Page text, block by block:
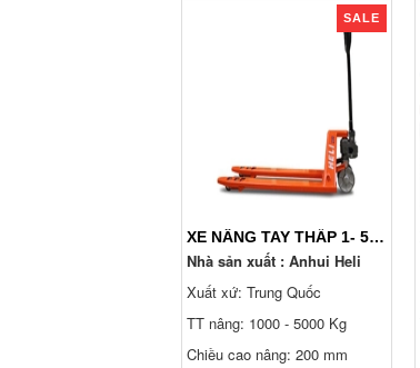
SALE
XE NÂNG TAY THẤP 1- 5 TẤN. PHÂN LOẠI VÀ BÁO GIÁ 24/7
Nhà sản xuất : Anhui Heli
Xuất xứ: Trung Quốc
TT nâng: 1000 - 5000 Kg
Chiều cao nâng: 200 mm